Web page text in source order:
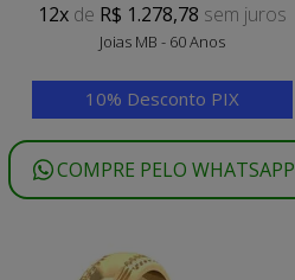
12x de R$ 1.278,78 sem juros
Joias MB - 60 Anos
10% Desconto PIX
COMPRE PELO WHATSAPP